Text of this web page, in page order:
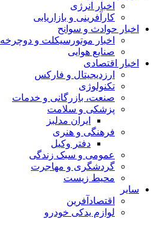
اخبار انرژی
کارآفرینی و بازاریابی
اخبار حوادث و سوانح
اخبار موتورسیکلت و دوچرخه
صنایع هوایی
اخبار اقتصادی
ارزدیجیتال و فارکس
تکنولوژی
صنعت، بازرگانی و خدمات
پزشکی و سلامت
ایران مدلبز
فرهنگی و هنری
دفتر وکیل
عمومی و سبک زندگی
گردشگری و مهاجرت
محیط زیست
سایر
اقتصادآفرین
لوازم یدکی خودرو